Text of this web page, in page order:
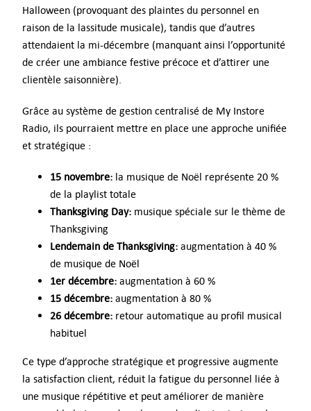
Halloween (provoquant des plaintes du personnel en
raison de la lassitude musicale), tandis que d’autres
attendaient la mi-décembre (manquant ainsi l’opportunité
de créer une ambiance festive précoce et d’attirer une
clientèle saisonnière).
Grâce au système de gestion centralisé de My Instore
Radio, ils pourraient mettre en place une approche unifiée
et stratégique :
15 novembre:la musique de Noël représente 20 %
de la playlist totale
Thanksgiving Day:musique spéciale sur le thème de
Thanksgiving
Lendemain de Thanksgiving: augmentation à 40 %
de musique de Noël
1er décembre: augmentation à 60 %
15 décembre: augmentation à 80 %
26 décembre:retour automatique au profil musical
habituel
Ce type d’approche stratégique et progressive augmente
la satisfaction client, réduit la fatigue du personnel liée à
une musique répétitive et peut améliorer de manière